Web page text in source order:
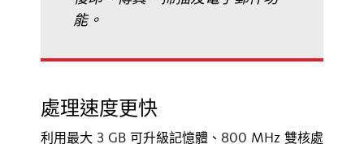
能。
處理速度更快
利用最大 3 GB 可升級記憶體、800 MHz 雙核處